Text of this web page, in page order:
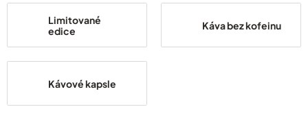
Limitované
edice
Káva bez kofeinu
Kávové kapsle